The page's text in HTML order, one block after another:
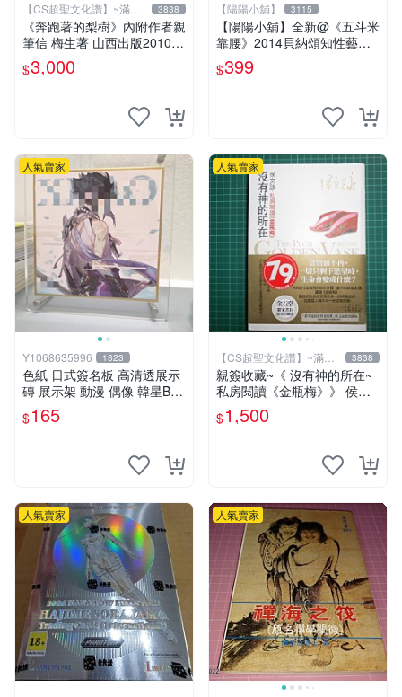
【CS超聖文化讚】~滿千
元送運
3838
《奔跑著的梨樹》內附作者親
筆信 梅生著 山西出版2010年
第一版一刷 【CS超聖文化
讚】
$3,000
【陽陽小舖】 3115
【陽陽小舖】全新@《五斗米
靠腰》2014貝納頌知性藝文
季 演員親筆簽名邀請函(馬克
黃迪揚 郭耀仁 林家麒 蔡亘
$399
人氣賣家
Y1068635996 1323
色紙 日式簽名板 高清透展示
磚 展示架 動漫 偶像 韓星BT
S hololive 大號 凹槽182*202
mm
$165
人氣賣家
【CS超聖文化讚】~滿千
元送運
3838
親簽收藏~《 沒有神的所在~
私房閱讀《金瓶梅》》 侯文
詠著 皇冠 民2009年初版 【C
S超聖文化2讚】
$1,500
人氣賣家 人氣賣家